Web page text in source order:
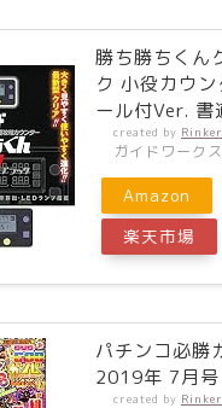
勝ち勝ちくん
ク 小役カウ
ール付Ver. 書
created by Rinker
ガイドワークス
Amazon
楽天市場
パチンコ必勝
2019年 7月号
created by Rinker